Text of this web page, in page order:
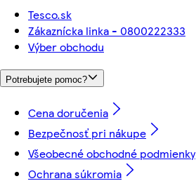
Tesco.sk
Zákaznícka linka - 0800222333
Výber obchodu
Potrebujete pomoc?
Cena doručenia
Bezpečnosť pri nákupe
Všeobecné obchodné podmienky
Ochrana súkromia